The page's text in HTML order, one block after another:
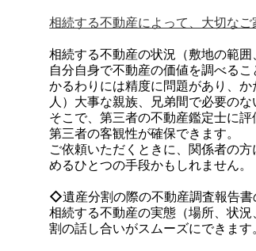
相続する不動産によって、大切な
相続する不動産の状況（敷地の範
自分自身で不動産の価値を調べる
かるわりには精度に問題があり、
人）大事な親族、兄弟間で必要の
そこで、第三者の不動産鑑定士に評
第三者の客観性が確保できます。
ご依頼いただくときに、関係者の
めるひとつの手段かもしれません。
◇遺産分割の際の不動産調査報告書
相続する不動産の実態（場所、状
割の話し合いがスムーズにできます